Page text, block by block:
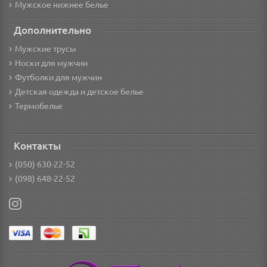
Мужское нижнее белье
Дополнительно
Мужские трусы
Носки для мужчин
Футболки для мужчин
Детская одежда и детское белье
Термобелье
Контакты
(050) 630-22-52
(098) 648-22-52